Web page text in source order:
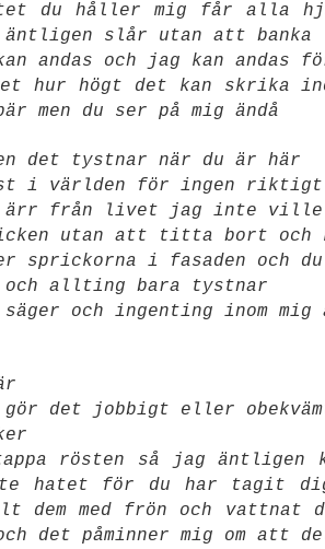
du håller mig får alla
slår utan att banka
andas och jag kan andas
högt det kan skrika
men du ser på mig ändå
det tystnar när du är här
i världen för ingen
ärr från livet jag inte ville
utan att titta bort och
sprickorna i fasaden
allting bara tystnar
och ingenting inom
det jobbigt eller
rösten så jag äntligen
hatet för du har tagit dig
dem med frön och vattnat
det påminner mig om